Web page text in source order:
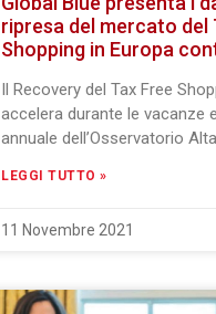
ripresa del mercato del
Shopping in Europa
Il Recovery del Tax Free
accelera durante le vacanze
annuale dell’Osservatorio
LEGGI TUTTO »
11 Novembre 2021